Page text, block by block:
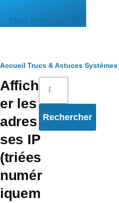
Mon pense-bête
Fil
d'Ariane
Accueil Trucs & Astuces Systèmes
Affich
er les
adres
ses IP
(triées
numér
iquem